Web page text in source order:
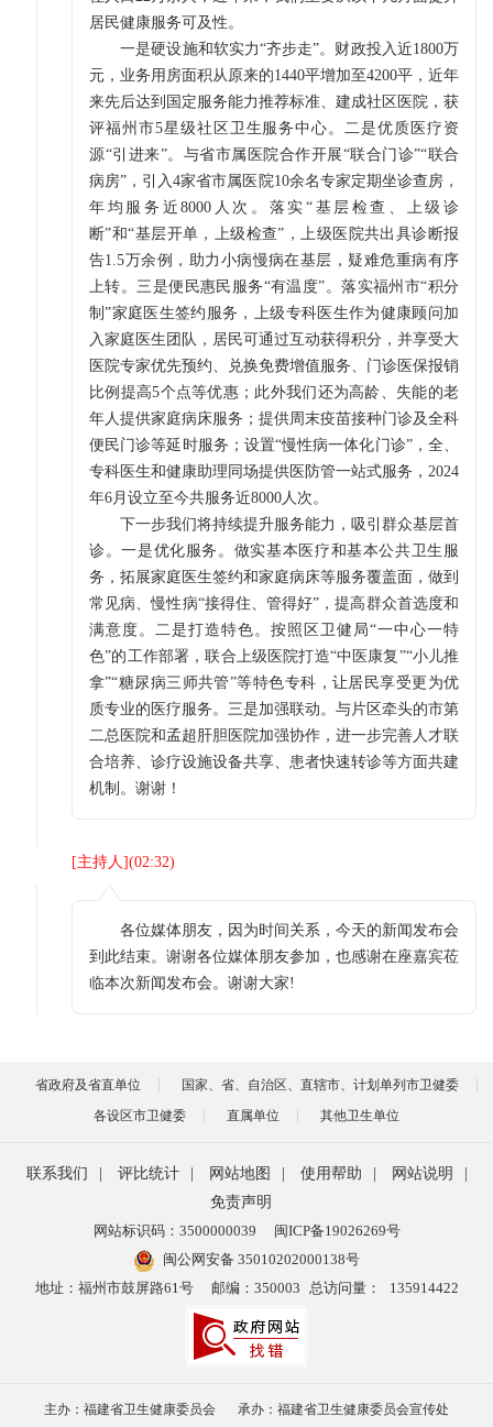
居民健康服务可及性。
一是硬设施和软实力“齐步走”。财政投入近1800万
元，业务用房面积从原来的1440平增加至4200平，近年
来先后达到国定服务能力推荐标准、建成社区医院，获
评福州市5星级社区卫生服务中心。二是优质医疗资
源“引进来”。与省市属医院合作开展“联合门诊”“联合
病房”，引入4家省市属医院10余名专家定期坐诊查房，
年均服务近8000人次。落实“基层检查、上级诊
断”和“基层开单，上级检查”，上级医院共出具诊断报
告1.5万余例，助力小病慢病在基层，疑难危重病有序
上转。三是便民惠民服务“有温度”。落实福州市“积分
制”家庭医生签约服务，上级专科医生作为健康顾问加
入家庭医生团队，居民可通过互动获得积分，并享受大
医院专家优先预约、兑换免费增值服务、门诊医保报销
比例提高5个点等优惠；此外我们还为高龄、失能的老
年人提供家庭病床服务；提供周末疫苗接种门诊及全科
便民门诊等延时服务；设置“慢性病一体化门诊”，全、
专科医生和健康助理同场提供医防管一站式服务，2024
年6月设立至今共服务近8000人次。
下一步我们将持续提升服务能力，吸引群众基层首
诊。一是优化服务。做实基本医疗和基本公共卫生服
务，拓展家庭医生签约和家庭病床等服务覆盖面，做到
常见病、慢性病“接得住、管得好”，提高群众首选度和
满意度。二是打造特色。按照区卫健局“一中心一特
色”的工作部署，联合上级医院打造“中医康复”“小儿推
拿”“糖尿病三师共管”等特色专科，让居民享受更为优
质专业的医疗服务。三是加强联动。与片区牵头的市第
二总医院和孟超肝胆医院加强协作，进一步完善人才联
合培养、诊疗设施设备共享、患者快速转诊等方面共建
机制。谢谢！
[主持人](02:32)
各位媒体朋友，因为时间关系，今天的新闻发布会
到此结束。谢谢各位媒体朋友参加，也感谢在座嘉宾莅
临本次新闻发布会。谢谢大家!
省政府及省直单位
国家、省、自治区、直辖市、计划单列市卫健委
各设区市卫健委
直属单位 其他卫生单位
联系我们 评比统计 网站地图 使用帮助 网站说明
免责声明
网站标识码：3500000039
闽ICP备19026269号
闽公网安备 35010202000138号
地址：福州市鼓屏路61号
邮编：350003 总访问量： 135914422
主办：福建省卫生健康委员会 承办：福建省卫生健康委员会宣传处